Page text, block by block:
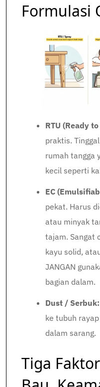
Formulasi
RTU (Ready
praktis.
rumah tangga
kecil seperti
EC
pekat. Harus
atau minyak
tajam. Sangat
kayu solid,
JANGAN
bagian dalam.
Dust / Serbuk:
ke tubuh
dalam sarang.
Tiga